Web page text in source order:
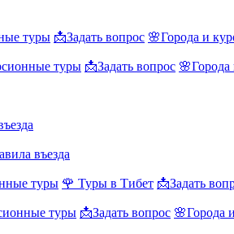
туры 📩Задать вопрос 🌸Города и
туры 📩Задать вопрос
въезда
туры 🌹 Туры в Тибет 📩Задать
туры 📩Задать вопрос 🌸Города